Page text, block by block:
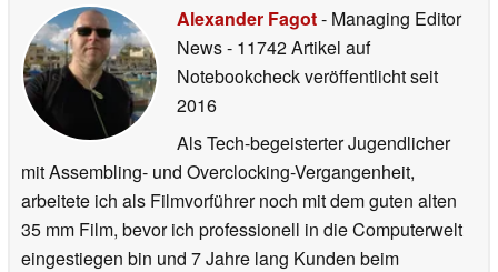
Alexander Fagot- Managing Editor
News- 11742 Artikel auf
Notebookcheck veröffentlichtseit
2016
Als Tech-begeisterter Jugendlicher
mit Assembling- und Overclocking-Vergangenheit,
arbeitete ich als Filmvorführer noch mit dem guten alten
35 mm Film, bevor ich professionell in die Computerwelt
eingestiegen bin und 7 Jahre lang Kunden beim